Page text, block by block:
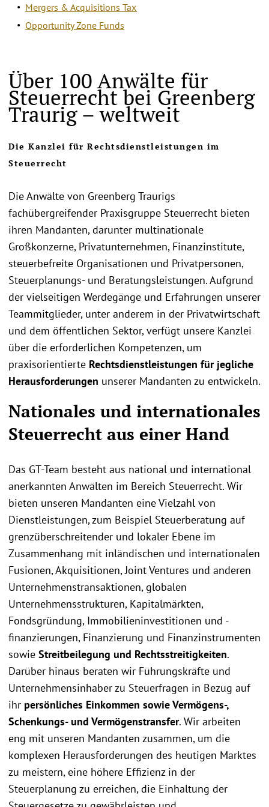
Mergers & Acquisitions Tax
Opportunity Zone Funds
Über 100 Anwälte für
Steuerrecht bei Greenberg
Traurig – weltweit
Die Kanzlei für Rechtsdienstleistungen im
Steuerrecht
Die Anwälte von Greenberg Traurigs
fachübergreifender Praxisgruppe Steuerrecht bieten
ihren Mandanten, darunter multinationale
Großkonzerne, Privatunternehmen, Finanzinstitute,
steuerbefreite Organisationen und Privatpersonen,
Steuerplanungs- und Beratungsleistungen. Aufgrund
der vielseitigen Werdegänge und Erfahrungen unserer
Teammitglieder, unter anderem in der Privatwirtschaft
und dem öffentlichen Sektor, verfügt unsere Kanzlei
über die erforderlichen Kompetenzen, um
praxisorientierte Rechtsdienstleistungen für jegliche
Herausforderungen unserer Mandanten zu entwickeln.
Nationales und internationales
Steuerrecht aus einer Hand
Das GT-Team besteht aus national und international
anerkannten Anwälten im Bereich Steuerrecht. Wir
bieten unseren Mandanten eine Vielzahl von
Dienstleistungen, zum Beispiel Steuerberatung auf
grenzüberschreitender und lokaler Ebene im
Zusammenhang mit inländischen und internationalen
Fusionen, Akquisitionen, Joint Ventures und anderen
Unternehmenstransaktionen, globalen
Unternehmensstrukturen, Kapitalmärkten,
Fondsgründung, Immobilieninvestitionen und -
finanzierungen, Finanzierung und Finanzinstrumenten
sowie Streitbeilegung und Rechtsstreitigkeiten.
Darüber hinaus beraten wir Führungskräfte und
Unternehmensinhaber zu Steuerfragen in Bezug auf
ihr persönliches Einkommen sowie Vermögens-,
Schenkungs- und Vermögenstransfer. Wir arbeiten
eng mit unseren Mandanten zusammen, um die
komplexen Herausforderungen des heutigen Marktes
zu meistern, eine höhere Effizienz in der
Steuerplanung zu erreichen, die Einhaltung der